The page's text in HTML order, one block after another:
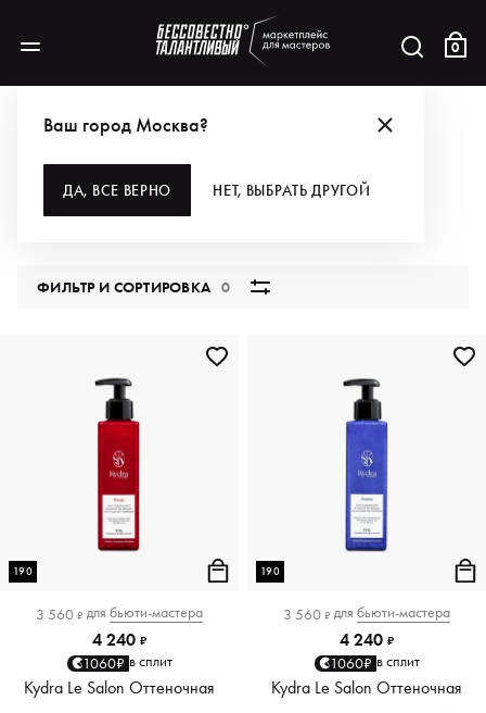
0
Ваш город Москва?
ДА, ВСЕ ВЕРНО НЕТ, ВЫБРАТЬ ДРУГОЙ
ВСЕ КАТЕГОРИИ
ФИЛЬТР И СОРТИРОВКА0
190
3 560 ₽ для бьюти-мастера
4 240 ₽
1060₽ в сплит
Kydra Le Salon Оттеночная
190
3 560 ₽ для бьюти-мастера
4 240 ₽
1060₽ в сплит
Kydra Le Salon Оттеночная